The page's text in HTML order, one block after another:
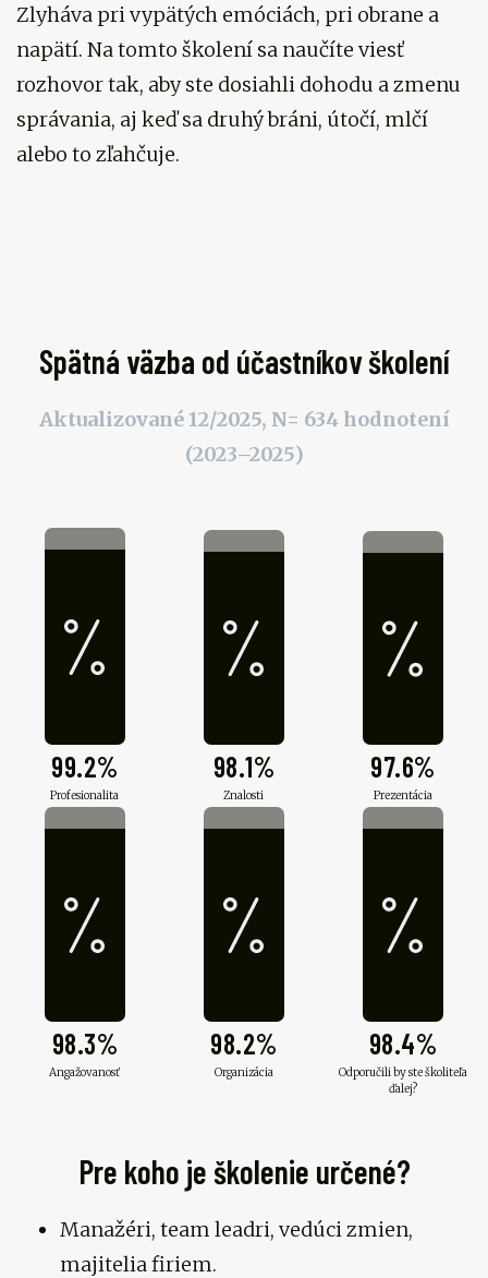
Zlyháva pri vypätých emóciách, pri obrane a
napätí. Na tomto školení sa naučíte viesť
rozhovor tak, aby ste dosiahli dohodu a zmenu
správania, aj keď sa druhý bráni, útočí, mlčí
alebo to zľahčuje.
Spätná väzba od účastníkov školení
Aktualizované 12/2025, N= 634 hodnotení
(2023–2025)
99.2%
Profesionalita
98.1%
Znalosti
97.6%
Prezentácia
98.3%
Angažovanosť
98.2%
Organizácia
98.4%
Odporučili by ste školiteľa
ďalej?
Pre koho je školenie určené?
Manažéri, team leadri, vedúci zmien,
majitelia firiem.